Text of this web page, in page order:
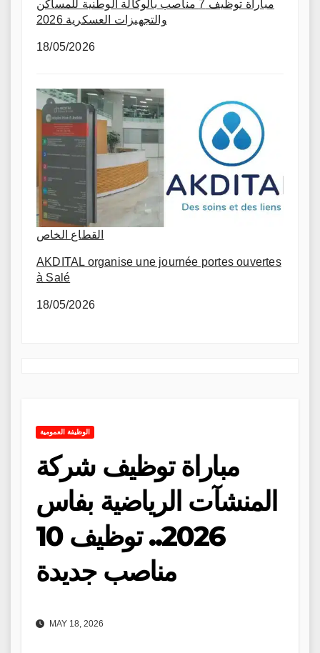
مباراة توظيف 7 مناصب بالوكالة الوطنية للمساكن
والتجهيزات العسكرية 2026
18/05/2026
القطاع الخاص
AKDITAL organise une journée portes ouvertes
à Salé
18/05/2026
الوظيفة العمومية
مباراة توظيف شركة
المنشآت الرياضية بفاس
2026.. توظيف 10
مناصب جديدة
MAY 18, 2026